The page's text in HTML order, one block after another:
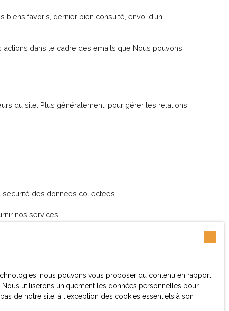
favoris, dernier bien consulté, envoi d’un
dans le cadre des emails que Nous pouvons
du site. Plus généralement, pour gérer les relations
des données collectées.
nos services.
légales.
données personnelles sont traitées par la société
nous pouvons vous proposer du contenu en rapport
utiliserons uniquement les données personnelles pour
de notre site, à l'exception des cookies essentiels à son